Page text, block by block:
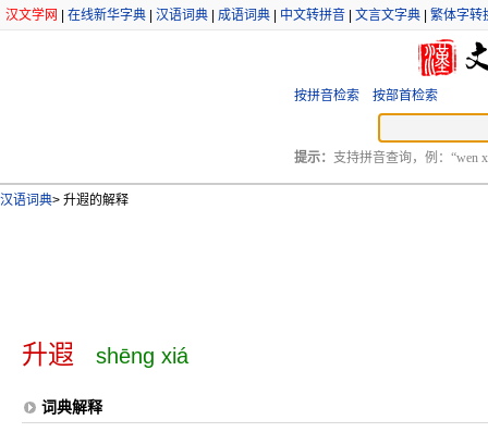
汉文学网 在线新华字典 汉语词典 成语词典 中文转拼音 文言文字典 繁体字转
按拼音检索 按部首检索
提示： 支持拼音查询，例：“wen
汉语词典> 升遐的解释
升遐 shēng xiá
词典解释